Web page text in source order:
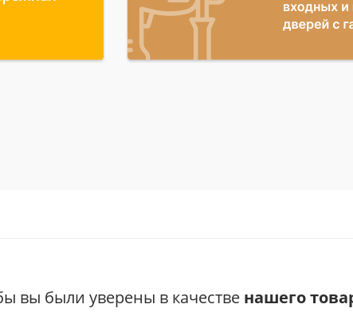
вы были уверены в качестве нашего